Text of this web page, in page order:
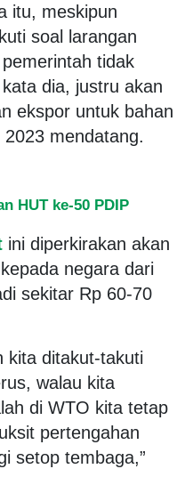
itu, meskipun
soal larangan
tidak
dia, justru akan
ekspor untuk bahan
mendatang.
HUT ke-50 PDIP
ini diperkirakan akan
negara dari
sekitar Rp 60-70
kita ditakut-takuti
walau kita
di WTO kita tetap
pertengahan
setop tembaga,”